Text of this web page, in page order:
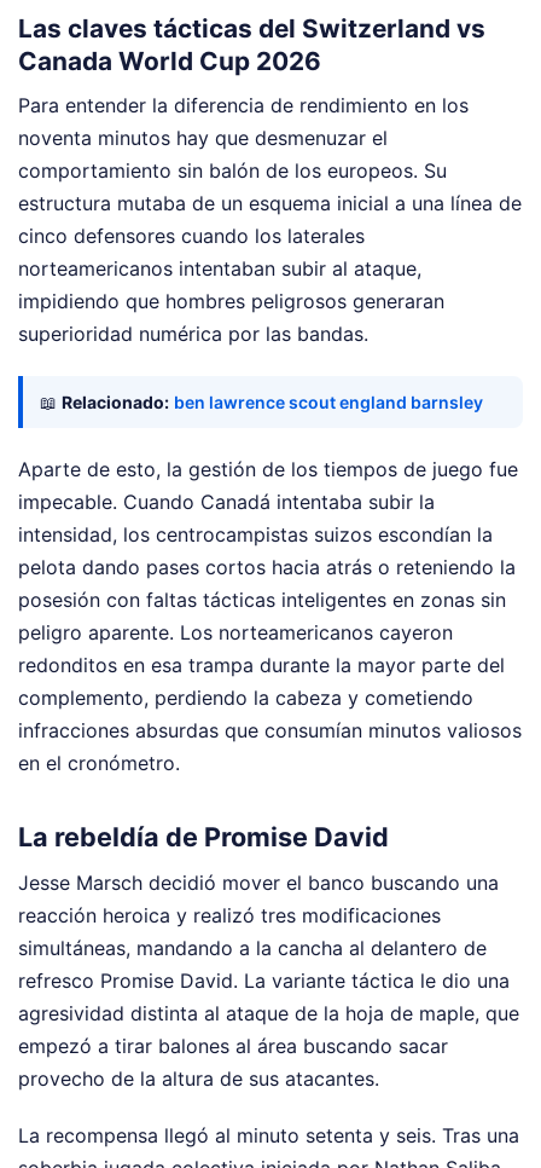
Las claves tácticas del Switzerland vs
Canada World Cup 2026
Para entender la diferencia de rendimiento en los
noventa minutos hay que desmenuzar el
comportamiento sin balón de los europeos. Su
estructura mutaba de un esquema inicial a una línea de
cinco defensores cuando los laterales
norteamericanos intentaban subir al ataque,
impidiendo que hombres peligrosos generaran
superioridad numérica por las bandas.
📖 Relacionado: ben lawrence scout england barnsley
Aparte de esto, la gestión de los tiempos de juego fue
impecable. Cuando Canadá intentaba subir la
intensidad, los centrocampistas suizos escondían la
pelota dando pases cortos hacia atrás o reteniendo la
posesión con faltas tácticas inteligentes en zonas sin
peligro aparente. Los norteamericanos cayeron
redonditos en esa trampa durante la mayor parte del
complemento, perdiendo la cabeza y cometiendo
infracciones absurdas que consumían minutos valiosos
en el cronómetro.
La rebeldía de Promise David
Jesse Marsch decidió mover el banco buscando una
reacción heroica y realizó tres modificaciones
simultáneas, mandando a la cancha al delantero de
refresco Promise David. La variante táctica le dio una
agresividad distinta al ataque de la hoja de maple, que
empezó a tirar balones al área buscando sacar
provecho de la altura de sus atacantes.
La recompensa llegó al minuto setenta y seis. Tras una